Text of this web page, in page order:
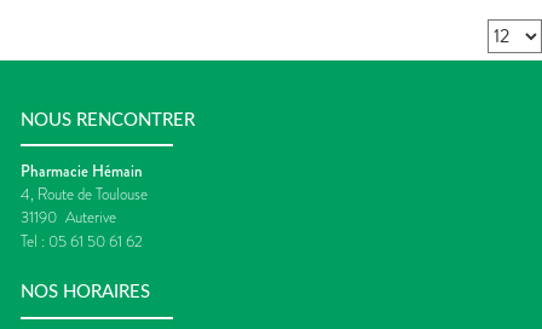
NOUS RENCONTRER
Pharmacie Hémain
4, Route de Toulouse
31190 Auterive
Tel : 05 61 50 61 62
NOS HORAIRES